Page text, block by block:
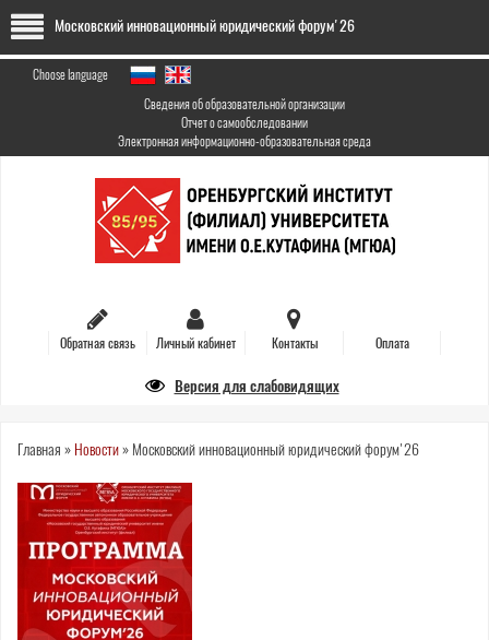
Skip
main
content
Московский инновационный юридический форум'26
Choose language
Сведения об образовательной организации
Отчет о самообследовании
Электронная информационно-образовательная среда
Обратная связь Личный кабинет Контакты Оплата
Версия для слабовидящих
You
are
here
Главная » Новости» Московский инновационный юридический форум'26